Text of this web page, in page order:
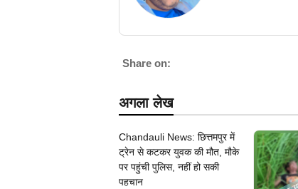
Share on:
अगला लेख
Chandauli News: छित्तमपुर में
ट्रेन से कटकर युवक की मौत, मौके
पर पहुंची पुलिस, नहीं हो सकी
पहचान